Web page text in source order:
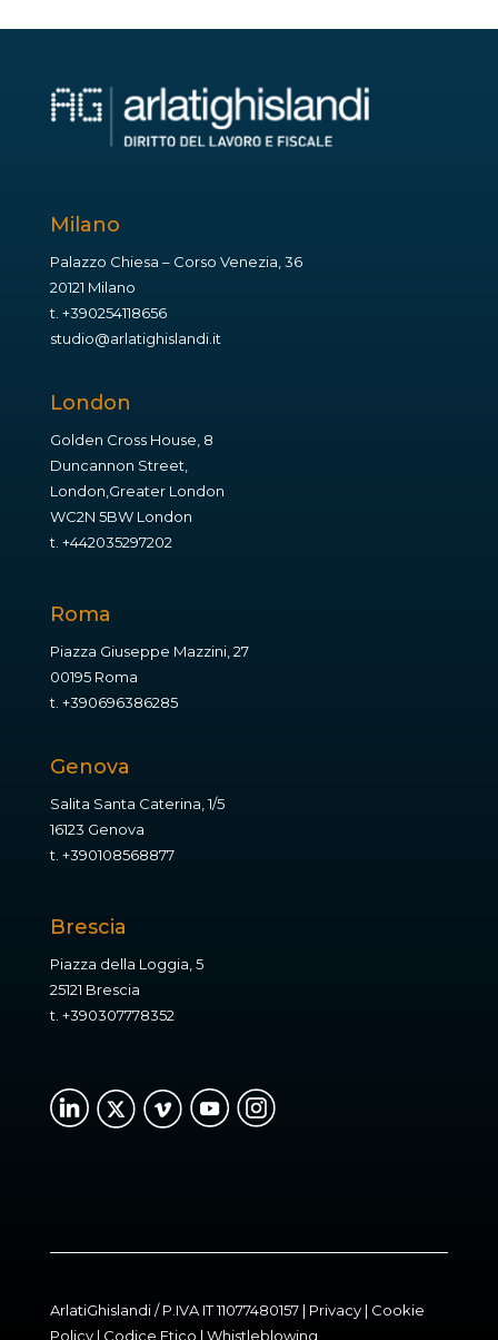
Milano
Palazzo Chiesa – Corso Venezia, 36
20121 Milano
t. +390254118656
studio@arlatighislandi.it
London
Golden Cross House, 8
Duncannon Street,
London,Greater London
WC2N 5BW London
t. +442035297202
Roma
Piazza Giuseppe Mazzini, 27
00195 Roma
t. +390696386285
Genova
Salita Santa Caterina, 1/5
16123 Genova
t. +390108568877
Brescia
Piazza della Loggia, 5
25121 Brescia
t. +390307778352
ArlatiGhislandi / P.IVA IT 11077480157 | Privacy| Cookie
Policy| Codice Etico | Whistleblowing